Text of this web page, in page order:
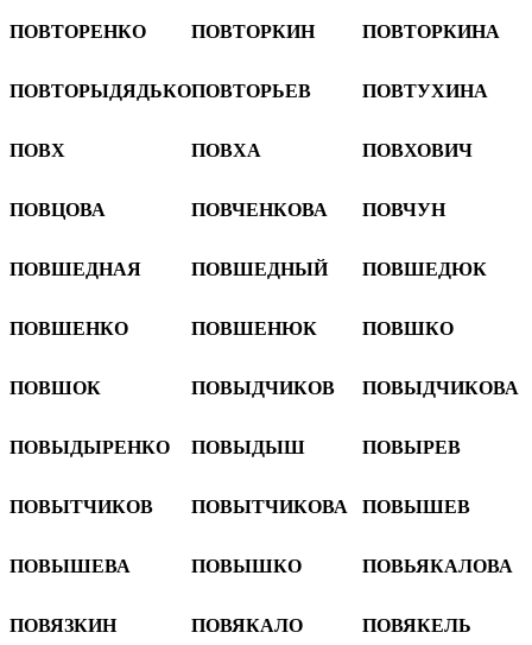
ПОВТОРЕНКО ПОВТОРКИН ПОВТОРКИНА
ПОВТОРЫДЯДЬКОПОВТОРЬЕВ ПОВТУХИНА
ПОВХ ПОВХА ПОВХОВИЧ
ПОВЦОВА ПОВЧЕНКОВА ПОВЧУН
ПОВШЕДНАЯ ПОВШЕДНЫЙ ПОВШЕДЮК
ПОВШЕНКО ПОВШЕНЮК ПОВШКО
ПОВШОК ПОВЫДЧИКОВ ПОВЫДЧИКОВА
ПОВЫДЫРЕНКО ПОВЫДЫШ ПОВЫРЕВ
ПОВЫТЧИКОВ ПОВЫТЧИКОВА ПОВЫШЕВ
ПОВЫШЕВА ПОВЫШКО ПОВЬЯКАЛОВА
ПОВЯЗКИН ПОВЯКАЛО ПОВЯКЕЛЬ